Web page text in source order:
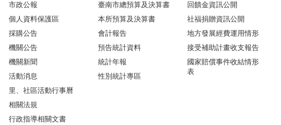
市政公報
個人資料保護區
採購公告
機關公告
機關新聞
活動消息
里、社區活動行事曆
相關法規
行政指導相關文書
臺南市總預算及決算書
本所預算及決算書
會計報告
預告統計資料
統計年報
性別統計專區
回饋金資訊公開
社福捐贈資訊公開
地方發展經費運用情形
接受補助計畫收支報告
國家賠償事件收結情形
表